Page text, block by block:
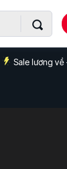
Sale lương về